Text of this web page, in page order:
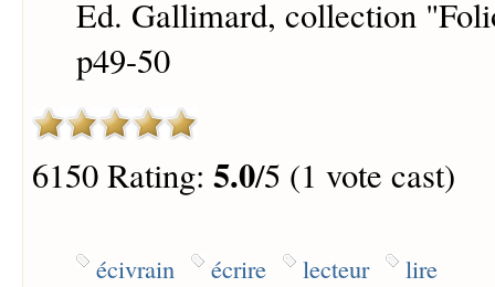
Ed. Gallimard, collection
p49-50
6150 Rating: 5.0/5 (1 vote cast)
écivrain écrire lecteur lire